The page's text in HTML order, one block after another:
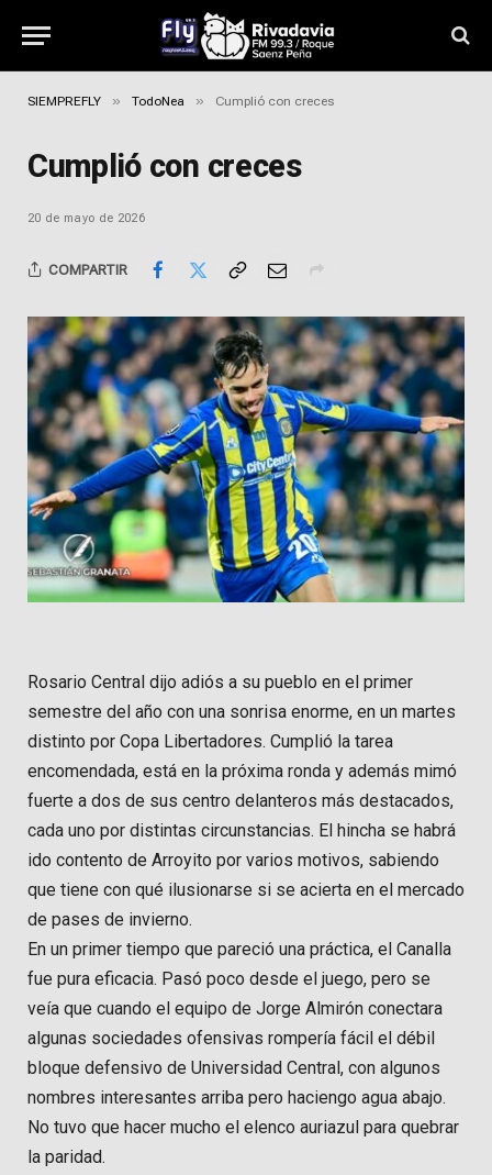
SIEMPREFLY » TodoNea » Cumplió con creces
Cumplió con creces
20 de mayo de 2026
COMPARTIR
Rosario Central dijo adiós a su pueblo en el primer
semestre del año con una sonrisa enorme, en un martes
distinto por Copa Libertadores. Cumplió la tarea
encomendada, está en la próxima ronda y además mimó
fuerte a dos de sus centro delanteros más destacados,
cada uno por distintas circunstancias. El hincha se habrá
ido contento de Arroyito por varios motivos, sabiendo
que tiene con qué ilusionarse si se acierta en el mercado
de pases de invierno.
En un primer tiempo que pareció una práctica, el Canalla
fue pura eficacia. Pasó poco desde el juego, pero se
veía que cuando el equipo de Jorge Almirón conectara
algunas sociedades ofensivas rompería fácil el débil
bloque defensivo de Universidad Central, con algunos
nombres interesantes arriba pero haciengo agua abajo.
No tuvo que hacer mucho el elenco auriazul para quebrar
la paridad.